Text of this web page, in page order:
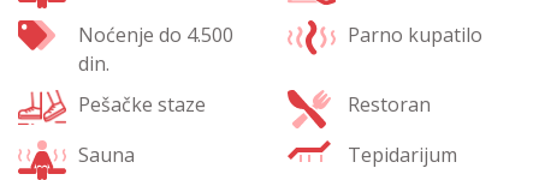
Noćenje do 4.500
din.
Parno kupatilo
Pešačke staze
Restoran
Sauna
Tepidarijum